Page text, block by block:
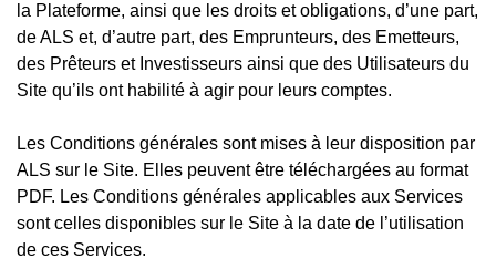
la Plateforme, ainsi que les droits et obligations, d’une part,
de ALS et, d’autre part, des Emprunteurs, des Emetteurs,
des Prêteurs et Investisseurs ainsi que des Utilisateurs du
Site qu’ils ont habilité à agir pour leurs comptes.
Les Conditions générales sont mises à leur disposition par
ALS sur le Site. Elles peuvent être téléchargées au format
PDF. Les Conditions générales applicables aux Services
sont celles disponibles sur le Site à la date de l’utilisation
de ces Services.